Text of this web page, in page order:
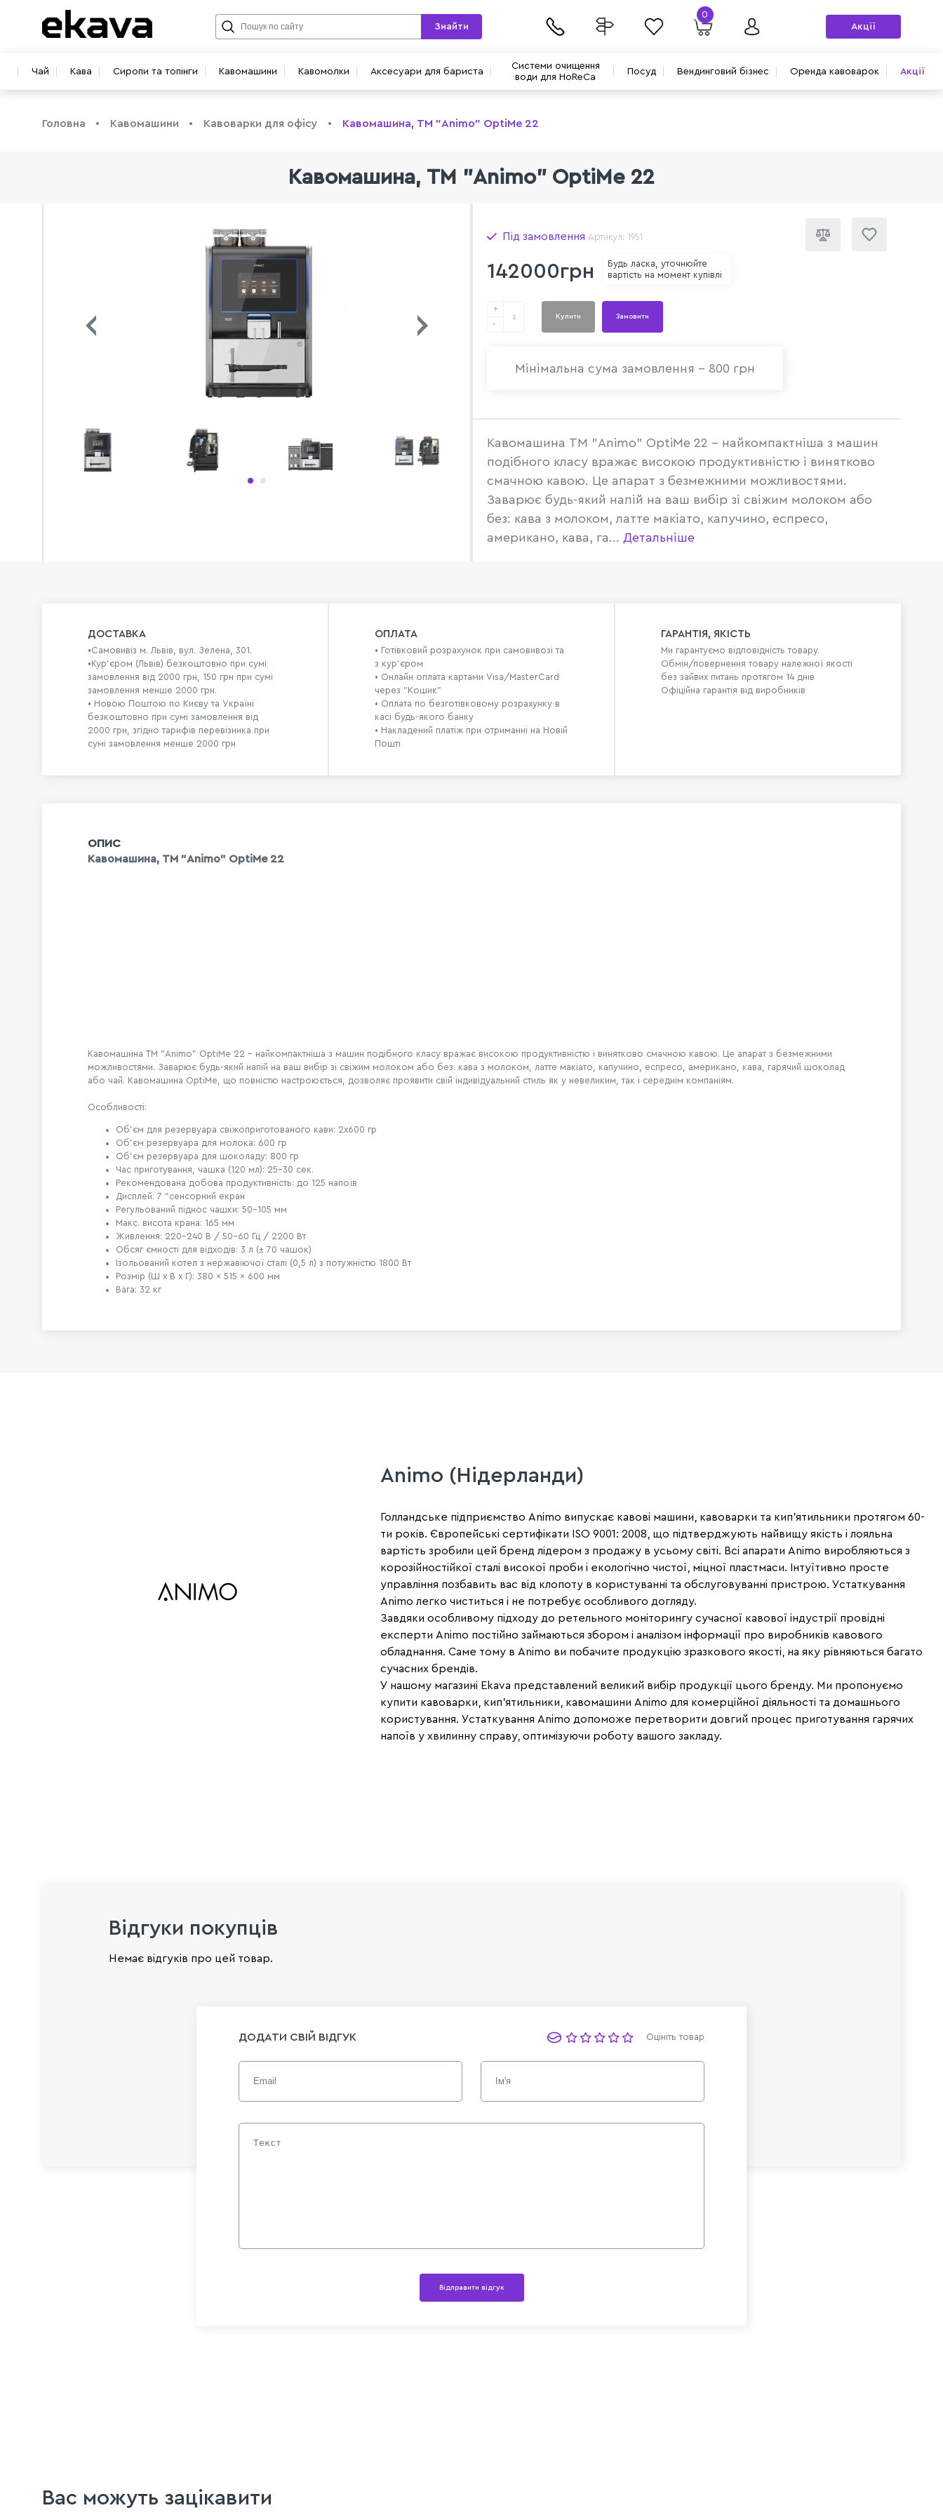
Чай Кава Сиропи та топінги Кавомашини Кавомолки Аксесуари для бариста
Системи очищення
води для HoReCa
Посуд Вендинговий бізнес Оренда кавоварок Акції
Знайти
0
Акції
Головна Кавомашини Кавоварки для офісу Кавомашина, ТМ "Animo" OptiMe 22
Кавомашина, ТМ "Animo" OptiMe 22
Під замовлення Артикул: 1951
142000грн
Будь ласка, уточнюйте
вартість на момент купівлі
+
-
Купити Замовити
Мінімальна сума замовлення - 800 грн
Кавомашина ТМ "Animo" OptiMe 22 - найкомпактніша з машин
подібного класу вражає високою продуктивністю і винятково
смачною кавою. Це апарат з безмежними можливостями.
Заварює будь-який напій на ваш вибір зі свіжим молоком або
без: кава з молоком, латте макіато, капучино, еспресо,
американо, кава, га... Детальніше
ДОСТАВКА
•Самовивіз м. Львів, вул. Зелена, 301.
•Кур'єром (Львів) безкоштовно при сумі
замовлення від 2000 грн, 150 грн при сумі
замовлення менше 2000 грн.
• Новою Поштою по Києву та Україні
безкоштовно при сумі замовлення від
2000 грн, згідно тарифів перевізника при
сумі замовлення менше 2000 грн
ОПЛАТА
• Готівковий розрахунок при самовивозі та
з кур’єром
• Онлайн оплата картами Visa/MasterCard
через "Кошик"
• Оплата по безготівковому розрахунку в
касі будь-якого банку
• Накладений платіж при отриманні на Новій
Пошті
ГАРАНТІЯ, ЯКІСТЬ
Ми гарантуємо відповідність товару.
Обмін/повернення товару належної якості
без зайвих питань протягом 14 днів
Офіційна гарантія від виробників
ОПИС
Кавомашина, ТМ "Animo" OptiMe 22
Кавомашина ТМ "Animo" OptiMe 22 - найкомпактніша з машин подібного класу вражає високою продуктивністю і винятково смачною кавою. Це апарат з безмежними
можливостями. Заварює будь-який напій на ваш вибір зі свіжим молоком або без: кава з молоком, латте макіато, капучино, еспресо, американо, кава, гарячий шоколад
або чай. Кавомашина OptiMe, що повністю настроюється, дозволяє проявити свій індивідуальний стиль як у невеликим, так і середнім компаніям.
Особливості:
Об’єм для резервуара свіжоприготованого кави: 2х600 гр
Об’єм резервуара для молока: 600 гр
Об’єм резервуара для шоколаду: 800 гр
Час приготування, чашка (120 мл): 25-30 сек.
Рекомендована добова продуктивність: до 125 напоїв
Дисплей: 7 "сенсорний екран
Регульований піднос чашки: 50-105 мм
Макс. висота крана: 165 мм
Живлення: 220-240 В / 50-60 Гц / 2200 Вт
Обсяг ємності для відходів: 3 л (± 70 чашок)
Ізольований котел з нержавіючої сталі (0,5 л) з потужністю 1800 Вт
Розмір (Ш х В х Г): 380 × 515 × 600 мм
Вага: 32 кг
Animo (Нідерланди)
Голландське підприємство Animo випускає кавові машини, кавоварки та кип'ятильники протягом 60-
ти років. Європейські сертифікати ISO 9001: 2008, що підтверджують найвищу якість і лояльна
вартість зробили цей бренд лідером з продажу в усьому світі. Всі апарати Animo виробляються з
корозійностійкої сталі високої проби і екологічно чистої, міцної пластмаси. Інтуїтивно просте
управління позбавить вас від клопоту в користуванні та обслуговуванні пристрою. Устаткування
Animo легко чиститься і не потребує особливого догляду.
Завдяки особливому підходу до ретельного моніторингу сучасної кавової індустрії провідні
експерти Animo постійно займаються збором і аналізом інформації про виробників кавового
обладнання. Саме тому в Animo ви побачите продукцію зразкового якості, на яку рівняються багато
сучасних брендів.
У нашому магазині Ekava представлений великий вибір продукції цього бренду. Ми пропонуємо
купити кавоварки, кип'ятильники, кавомашини Animo для комерційної діяльності та домашнього
користування. Устаткування Animo допоможе перетворити довгий процес приготування гарячих
напоїв у хвилинну справу, оптимізуючи роботу вашого закладу.
Відгуки покупців
Немає відгуків про цей товар.
ДОДАТИ СВІЙ ВІДГУК Оцініть товар
Відправити відгук
Вас можуть зацікавити